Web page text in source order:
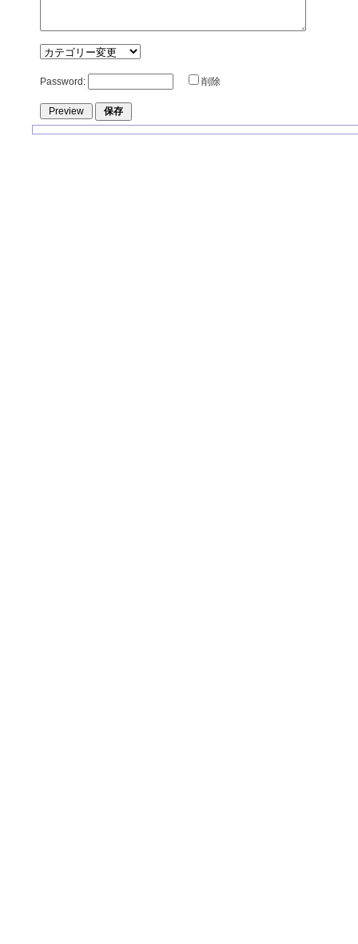
Password: 削除